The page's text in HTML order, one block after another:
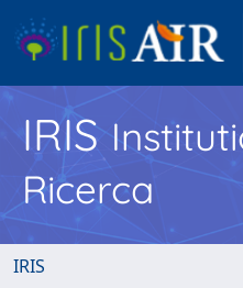
IRIS
Ricerca
IRIS